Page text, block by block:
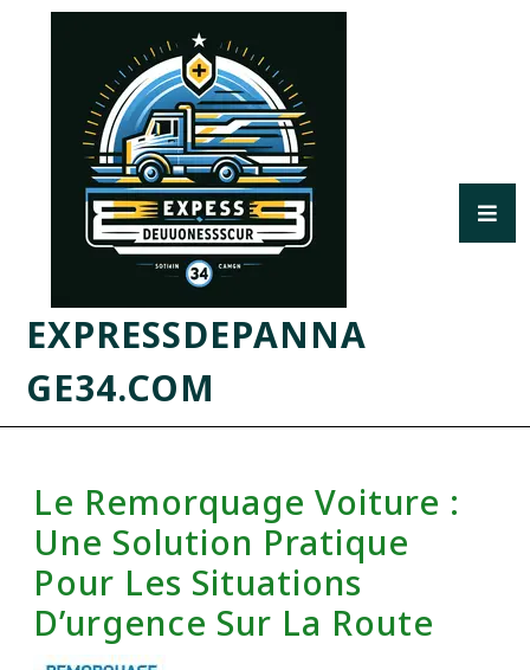
EXPRESSDEPANNA
GE34.COM
Le Remorquage Voiture :
Une Solution Pratique
Pour Les Situations
D’urgence Sur La Route